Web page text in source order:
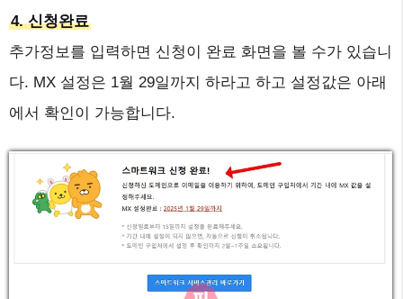
4. 신청완료
추가정보를 입력하면 신청이 완료 화면을 볼 수가 있습니
다. MX 설정은 1월 29일까지 하라고 하고 설정값은 아래
에서 확인이 가능합니다.